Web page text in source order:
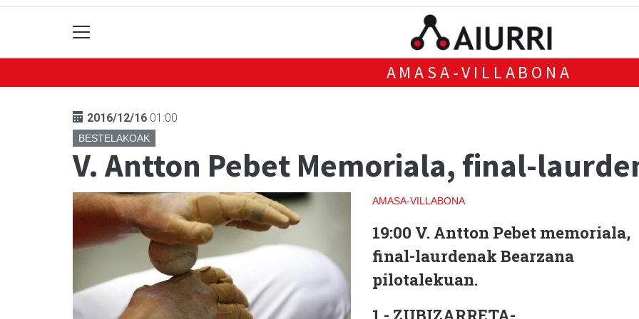
AMASA-VILLABONA
2016/12/16 01:00
BESTELAKOAK
V. Antton Pebet Memoriala, final-
AMASA-VILLABONA
19:00 V. Antton Pebet memoriala,
final-laurdenak Bearzana
pilotalekuan.